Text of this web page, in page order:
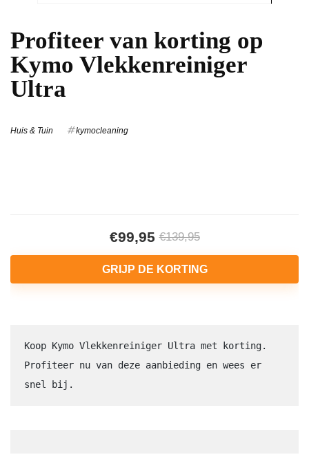
Profiteer van korting op
Kymo Vlekkenreiniger
Ultra
Huis & Tuin kymocleaning
€99,95 €139,95
GRIJP DE KORTING
Koop Kymo Vlekkenreiniger Ultra met korting.
Profiteer nu van deze aanbieding en wees er
snel bij.